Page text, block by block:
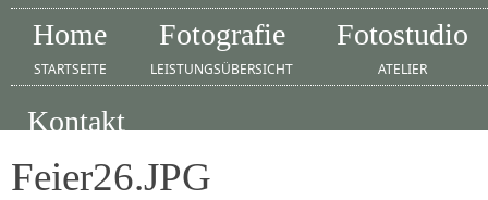
Home
STARTSEITE
Fotografie
LEISTUNGSÜBERSICHT
Fotostudio
ATELIER
Kontakt
Feier26.JPG